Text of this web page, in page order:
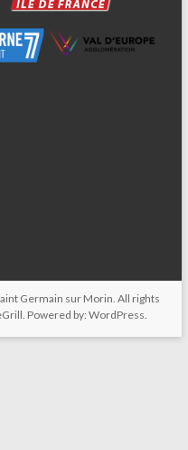
Germain sur Morin. All rights
Powered by:WordPress.